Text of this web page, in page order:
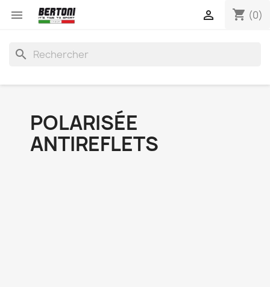
 shopping_cart (0)

search
POLARISÉE
ANTIREFLETS